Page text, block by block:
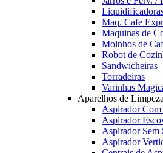
Maq. Cafe
Maquinas de
Moinhos de
Robot de
Sandwicheiras
Torradeiras
Varinhas
Aparelhos de Limpeza
Aspirador Com
Aspirador
Aspirador Sem
Aspirador